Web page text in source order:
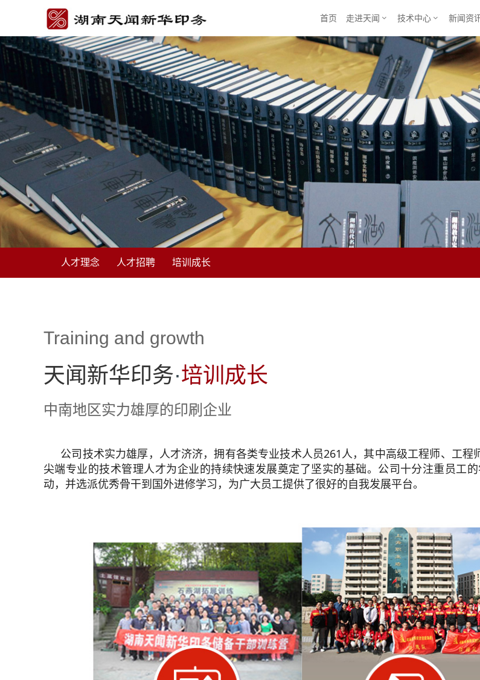
首页 走进天闻  技术中心  新闻资
人才理念 人才招聘 培训成长
Training and growth
天闻新华印务·培训成长
中南地区实力雄厚的印刷企业
公司技术实力雄厚，人才济济，拥有各类专业技术人员261人，其中高级工程师、工
尖端专业的技术管理人才为企业的持续快速发展奠定了坚实的基础。公司十分注重员工
动，并选派优秀骨干到国外进修学习，为广大员工提供了很好的自我发展平台。